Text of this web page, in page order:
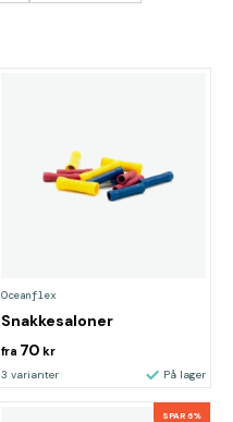
Oceanflex
Snakkesaloner
fra 70 kr
3 varianter På lager
SPAR 6%